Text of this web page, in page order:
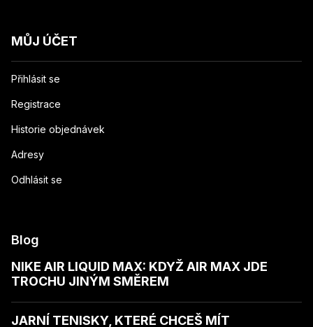
MŮJ ÚČET
Přihlásit se
Registrace
Historie objednávek
Adresy
Odhlásit se
Blog
NIKE AIR LIQUID MAX: KDYŽ AIR MAX JDE
TROCHU JINÝM SMĚREM
JARNÍ TENISKY, KTERÉ CHCEŠ MÍT